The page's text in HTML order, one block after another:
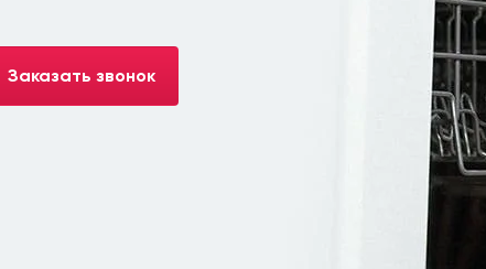
Заказать звонок